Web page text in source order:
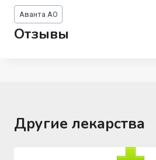
Метки
записи:
Аванта АО
Отзывы
Другие лекарства